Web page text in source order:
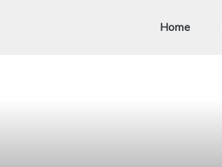
Home